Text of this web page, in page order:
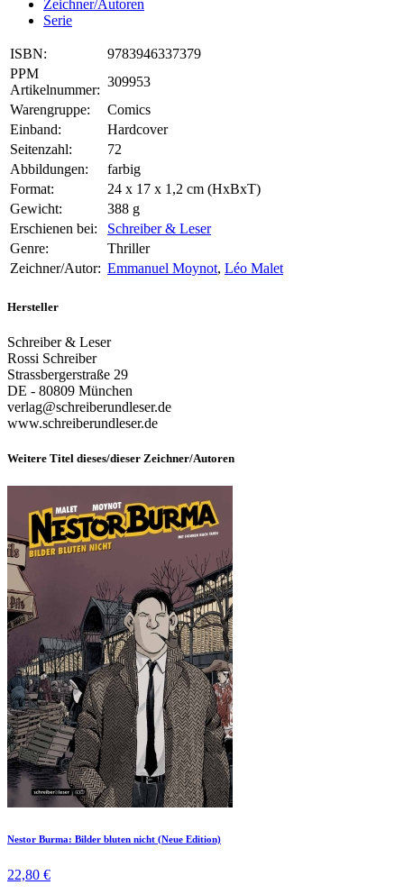
Zeichner/Autoren
Serie
ISBN:
9783946337379
PPM
Artikelnummer:
309953
Warengruppe:
Comics
Einband:
Hardcover
Seitenzahl:
72
Abbildungen:
farbig
Format:
24 x 17 x 1,2 cm (HxBxT)
Gewicht:
388 g
Erschienen bei:
Schreiber & Leser
Genre:
Thriller
Zeichner/Autor: Emmanuel Moynot, Léo Malet
Hersteller
Schreiber & Leser
Rossi Schreiber
Strassbergerstraße 29
DE - 80809 München
verlag@schreiberundleser.de
www.schreiberundleser.de
Weitere Titel dieses/dieser Zeichner/Autoren
Nestor Burma: Bilder bluten nicht (Neue Edition)
22,80 €